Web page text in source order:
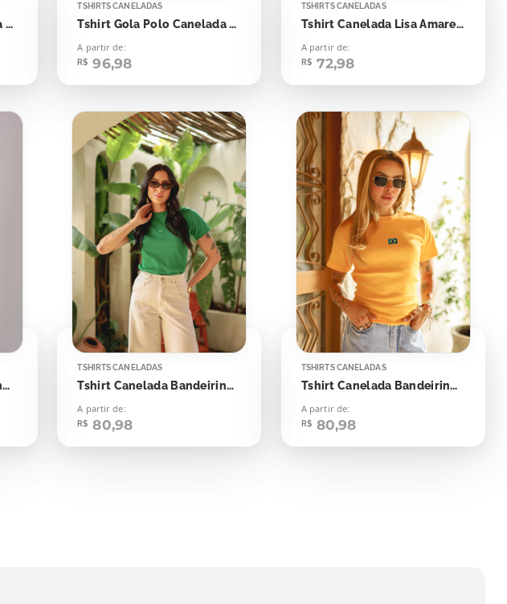
Tshirt Gola Polo Canelada Amarelo Emoji
TSHIRTS CANELADAS
Tshirt Gola Polo Canelada Azul Skyway
A partir de:
R$ 96,98
TSHIRTS CANELADAS
Tshirt Canelada Lisa Amarelo Canário
A partir de:
R$ 72,98
Tshirt Canelada Bandeirinha Aplicação
TSHIRTS CANELADAS
Tshirt Canelada Bandeirinha Aplicação
A partir de:
R$ 80,98
TSHIRTS CANELADAS
Tshirt Canelada Bandeirinha Aplicação
A partir de:
R$ 80,98